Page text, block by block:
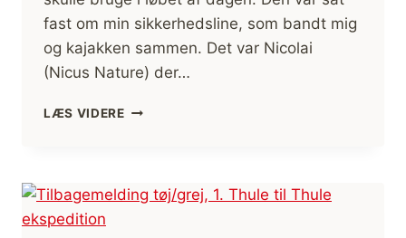
fast om min sikkerhedsline, som bandt mig
og kajakken sammen. Det var Nicolai
(Nicus Nature) der…
LÆS VIDERERESERVETØJ